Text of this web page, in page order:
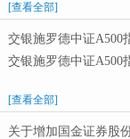
[查看全部]
交银施罗德中证A500
交银施罗德中证A500
[查看全部]
关于增加国金证券股